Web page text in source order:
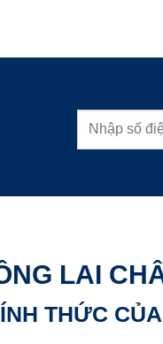
LAI
THỨC CỦA